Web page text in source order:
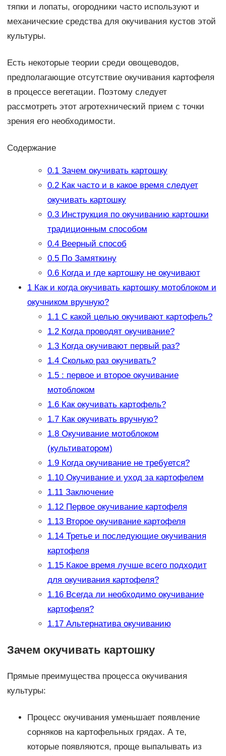
тяпки и лопаты, огородники часто используют и
механические средства для окучивания кустов этой
культуры.
Есть некоторые теории среди овощеводов,
предполагающие отсутствие окучивания картофеля
в процессе вегетации. Поэтому следует
рассмотреть этот агротехнический прием с точки
зрения его необходимости.
Содержание
0.1Зачем окучивать картошку
0.2Как часто и в какое время следует
окучивать картошку
0.3Инструкция по окучиванию картошки
традиционным способом
0.4Веерный способ
0.5По Замяткину
0.6Когда и где картошку не окучивают
1Как и когда окучивать картошку мотоблоком и
окучником вручную?
1.1С какой целью окучивают картофель?
1.2Когда проводят окучивание?
1.3Когда окучивают первый раз?
1.4Сколько раз окучивать?
1.5: первое и второе окучивание
мотоблоком
1.6Как окучивать картофель?
1.7Как окучивать вручную?
1.8Окучивание мотоблоком
(культиватором)
1.9Когда окучивание не требуется?
1.10Окучивание и уход за картофелем
1.11Заключение
1.12Первое окучивание картофеля
1.13Второе окучивание картофеля
1.14Третье и последующие окучивания
картофеля
1.15Какое время лучше всего подходит
для окучивания картофеля?
1.16Всегда ли необходимо окучивание
картофеля?
1.17Альтернатива окучиванию
Зачем окучивать картошку
Прямые преимущества процесса окучивания
культуры:
Процесс окучивания уменьшает появление
сорняков на картофельных грядах. А те,
которые появляются, проще выпалывать из